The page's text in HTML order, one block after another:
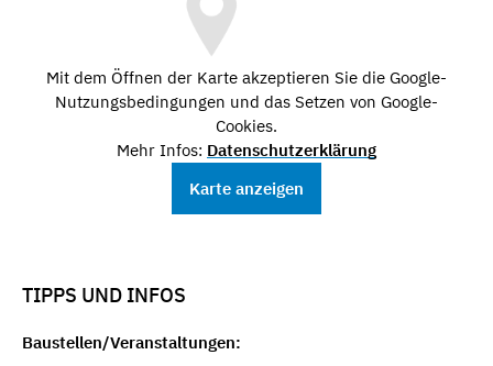
Mit dem Öffnen der Karte akzeptieren Sie die Google-
Nutzungsbedingungen und das Setzen von Google-
Cookies.
Mehr Infos: Datenschutzerklärung
Karte anzeigen
TIPPS UND INFOS
Baustellen/Veranstaltungen: